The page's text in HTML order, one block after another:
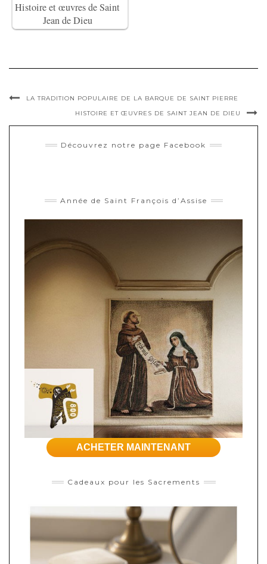
Histoire et œuvres de Saint
Jean de Dieu
LA TRADITION POPULAIRE DE LA BARQUE DE SAINT PIERRE
HISTOIRE ET ŒUVRES DE SAINT JEAN DE DIEU
Découvrez notre page Facebook
Année de Saint François d’Assise
ACHETER MAINTENANT
Cadeaux pour les Sacrements